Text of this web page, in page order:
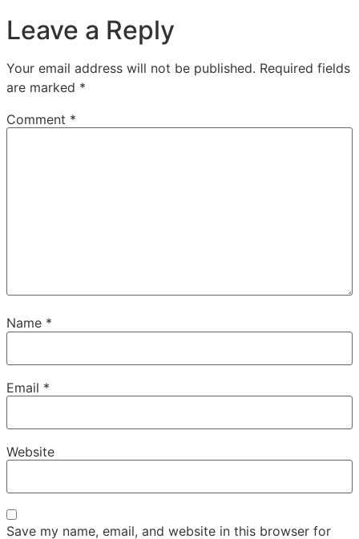
Leave a Reply
Your email address will not be published. Required fields
are marked *
Comment *
Name *
Email *
Website
Save my name, email, and website in this browser for